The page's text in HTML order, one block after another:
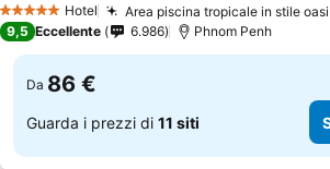
5 Stelle Hotel Area piscina tropicale in stile oasi
9,5 Eccellente 6.986 Phnom Penh
Da 86 €
Guarda i prezzi di 11 siti